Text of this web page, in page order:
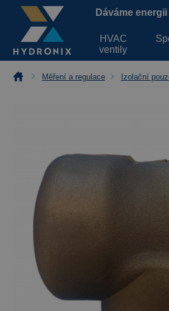
Dáváme
HVAC
ventily
Měření a regulace Izolační